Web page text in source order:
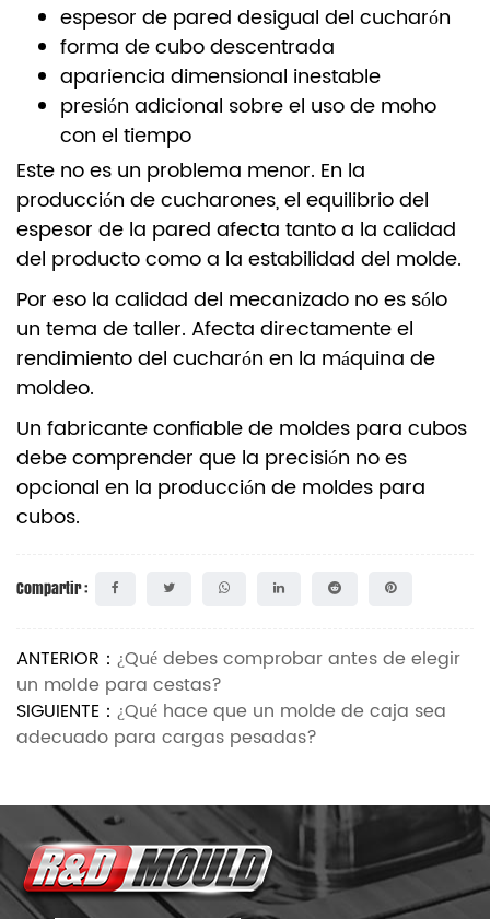
espesor de pared desigual del cucharón
forma de cubo descentrada
apariencia dimensional inestable
presión adicional sobre el uso de moho
con el tiempo
Este no es un problema menor. En la
producción de cucharones, el equilibrio del
espesor de la pared afecta tanto a la calidad
del producto como a la estabilidad del molde.
Por eso la calidad del mecanizado no es sólo
un tema de taller. Afecta directamente el
rendimiento del cucharón en la máquina de
moldeo.
Un fabricante confiable de moldes para cubos
debe comprender que la precisión no es
opcional en la producción de moldes para
cubos.
Compartir :
ANTERIOR： ¿Qué debes comprobar antes de elegir
un molde para cestas?
SIGUIENTE： ¿Qué hace que un molde de caja sea
adecuado para cargas pesadas?